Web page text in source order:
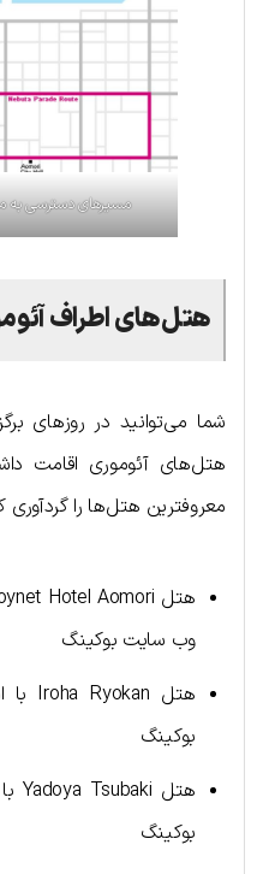
مسیرهای دسترسی به
هتل‌های اطراف
شما می‌توانید در روزهای
هتل‌های آئوموری اقامت
معروفترین هتل‌ها را گردآوری
وب سایت بوکینگ
بوکینگ
بوکینگ